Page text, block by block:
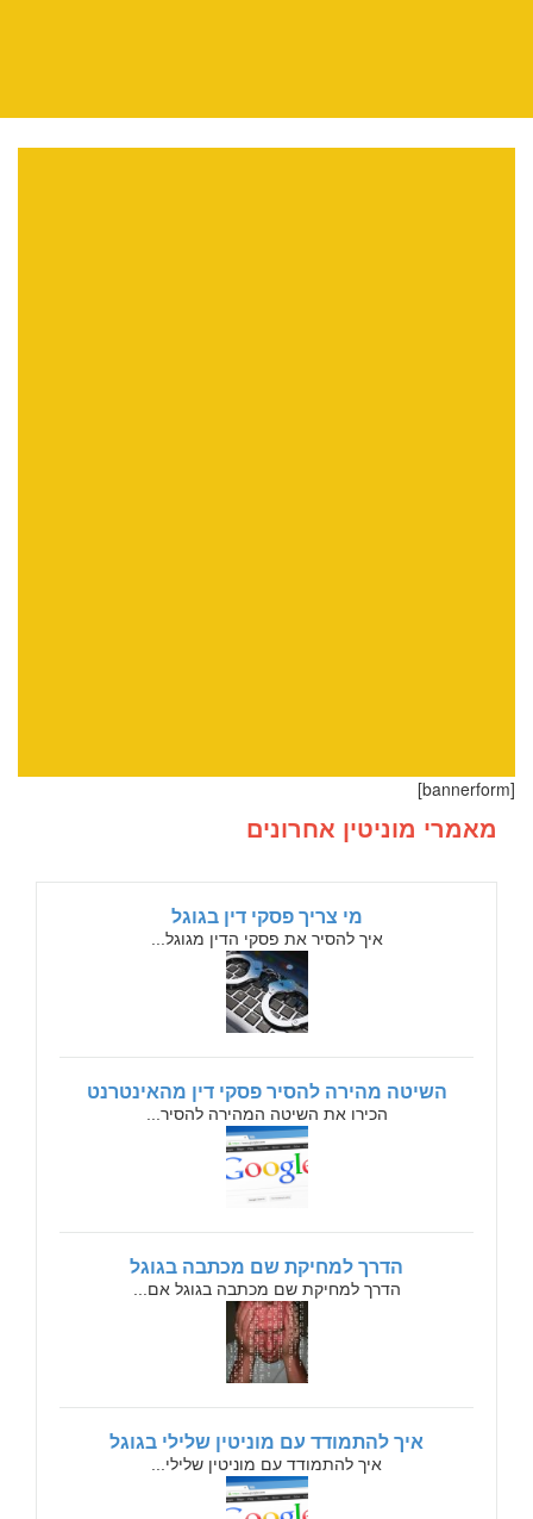
מאמרי מוניטין אחרונים
מי צריך פסקי דין בגוגל
איך להסיר את פסקי הדין מגוגל...
השיטה מהירה להסיר פסקי דין מהאינטרנט
הכירו את השיטה המהירה להסיר...
הדרך למחיקת שם מכתבה בגוגל
הדרך למחיקת שם מכתבה בגוגל אם...
איך להתמודד עם מוניטין שלילי בגוגל
איך להתמודד עם מוניטין שלילי...